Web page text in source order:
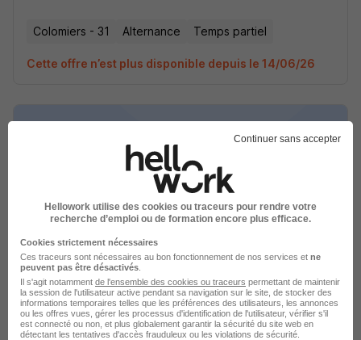
Colomiers - 31 Alternance Temps partiel
Cette offre n’est plus disponible depuis le 14/06/26
Alternant Dessinateur Projeteur en
Mécanique H/F
ESR GROUPE
Colomiers - 31 Alternance Temps partiel
Cette offre n’est plus disponible depuis le 14/06/26
Continuer sans accepter
Hellowork utilise des cookies ou traceurs pour rendre votre
recherche d’emploi ou de formation encore plus efficace.
Cookies strictement nécessaires
Ces traceurs sont nécessaires au bon fonctionnement de nos services et ne
peuvent pas être désactivés
Il s'agit notamment de l'ensemble des cookies ou traceurs permettant de maintenir
la session de l'utilisateur active pendant sa navigation sur le site, de stocker des
informations temporaires telles que les préférences des utilisateurs, les annonces
ou les offres vues, gérer les processus d'identification de l'utilisateur, vérifier s'il
est connecté ou non, et plus globalement garantir la sécurité du site web en
détectant les tentatives d'accès frauduleux ou les violations de sécurité.